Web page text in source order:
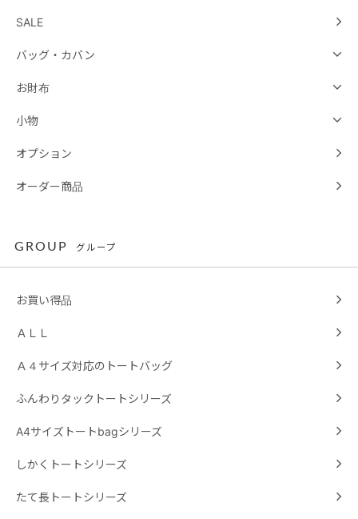
SALE
バッグ・カバン
お財布
小物
オプション
オーダー商品
GROUP グループ
お買い得品
ＡＬＬ
Ａ４サイズ対応のトートバッグ
ふんわりタックトートシリーズ
A4サイズトートbagシリーズ
しかくトートシリーズ
たて長トートシリーズ